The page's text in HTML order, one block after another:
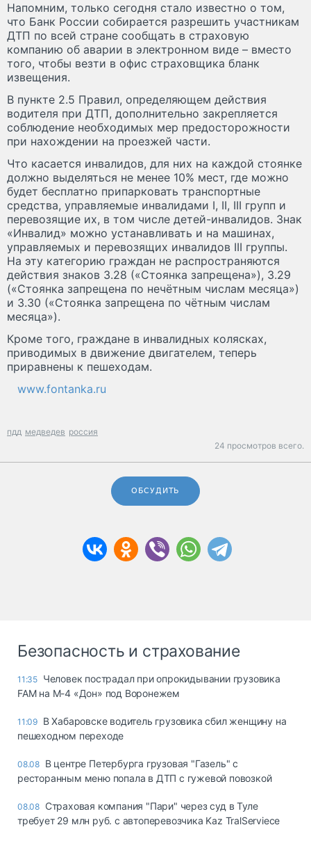
Напомним, только сегодня стало известно о том,
что Банк России собирается разрешить участникам
ДТП по всей стране сообщать в страховую
компанию об аварии в электронном виде – вместо
того, чтобы везти в офис страховщика бланк
извещения.
В пункте 2.5 Правил, определяющем действия
водителя при ДТП, дополнительно закрепляется
соблюдение необходимых мер предосторожности
при нахождении на проезжей части.
Что касается инвалидов, для них на каждой стоянке
должно выделяться не менее 10% мест, где можно
будет бесплатно припарковать транспортные
средства, управляемые инвалидами I, II, III групп и
перевозящие их, в том числе детей-инвалидов. Знак
«Инвалид» можно устанавливать и на машинах,
управляемых и перевозящих инвалидов III группы.
На эту категорию граждан не распространяются
действия знаков 3.28 («Стоянка запрещена»), 3.29
(«Стоянка запрещена по нечётным числам месяца»)
и 3.30 («Стоянка запрещена по чётным числам
месяца»).
Кроме того, граждане в инвалидных колясках,
приводимых в движение двигателем, теперь
приравнены к пешеходам.
www.fontanka.ru
пдд медведев россия
24 просмотров всего.
ОБСУДИТЬ
Безопасность и страхование
11:35 Человек пострадал при опрокидывании грузовика
FAM на М-4 «Дон» под Воронежем
11:09 В Хабаровске водитель грузовика сбил женщину на
пешеходном переходе
08.08 В центре Петербурга грузовая "Газель" с
ресторанным меню попала в ДТП с гужевой повозкой
08.08 Страховая компания "Пари" через суд в Туле
требует 29 млн руб. с автоперевозчика Kaz TralServiece